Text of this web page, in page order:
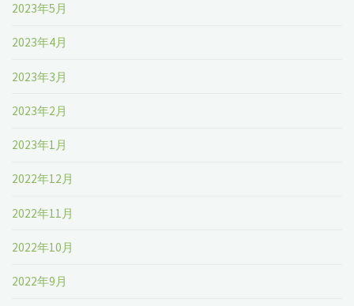
2023年5月
2023年4月
2023年3月
2023年2月
2023年1月
2022年12月
2022年11月
2022年10月
2022年9月